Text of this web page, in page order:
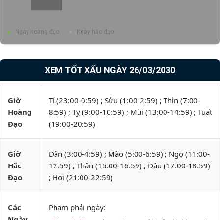
Ngày hoàng đạo Ngày hắc đạo
XEM TỐT XẤU NGÀY 26/03/2030
Giờ
Hoàng
Đạo
Tí (23:00-0:59) ; Sửu (1:00-2:59) ; Thìn (7:00-
8:59) ; Tỵ (9:00-10:59) ; Mùi (13:00-14:59) ; Tuất
(19:00-20:59)
Giờ
Hắc
Đạo
Dần (3:00-4:59) ; Mão (5:00-6:59) ; Ngọ (11:00-
12:59) ; Thân (15:00-16:59) ; Dậu (17:00-18:59)
; Hợi (21:00-22:59)
Các
Phạm phải ngày: